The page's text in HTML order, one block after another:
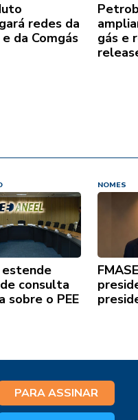
redes da
da Comgás
gás e
consulta
sobre o PEE
NOMES
PARA ASSINAR